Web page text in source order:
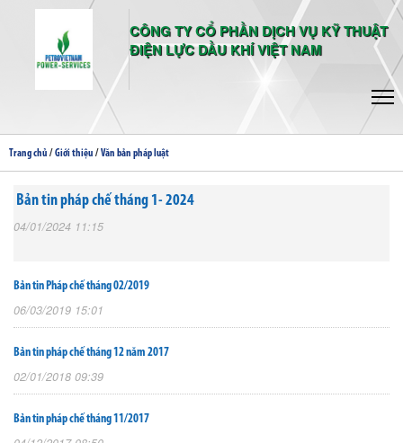
CÔNG TY CỔ PHẦN DỊCH VỤ KỸ THUẬT
ĐIỆN LỰC DẦU KHÍ VIỆT NAM
Trang chủ / Giới thiệu /Văn bản pháp luật
Bản tin pháp chế tháng 1- 2024
04/01/2024 11:15
Bản tin Pháp chế tháng 02/2019
06/03/2019 15:01
Bản tin pháp chế tháng 12 năm 2017
02/01/2018 09:39
Bản tin pháp chế tháng 11/2017